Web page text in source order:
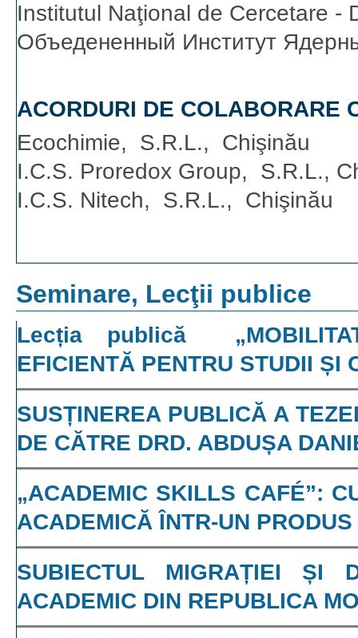
Institutul Naţional de Cercetare -
Объедененный Институт
ACORDURI DE COLABORARE
Ecochimie, S.R.L., Chişinău
I.C.S. Proredox Group, S.R.L.,
I.C.S. Nitech, S.R.L., Chişinău
Seminare, Lecţii publice
Lecția publică
EFICIENTĂ PENTRU STUDII ȘI
SUSȚINEREA PUBLICĂ A
DE CĂTRE DRD. ABDUȘA
„ACADEMIC SKILLS CAFÉ”:
ACADEMICĂ ÎNTR-UN PRODUS
SUBIECTUL MIGRAȚIEI ȘI
ACADEMIC DIN REPUBLICA